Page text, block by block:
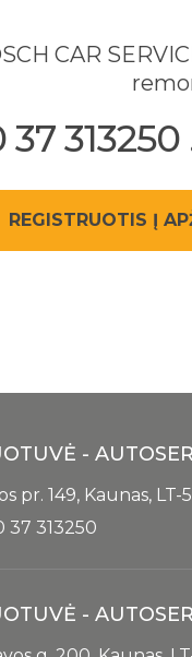
CAR
313250
REGISTRUOTIS Į
-
pr. 149, Kaunas, LT-
37 313250
-